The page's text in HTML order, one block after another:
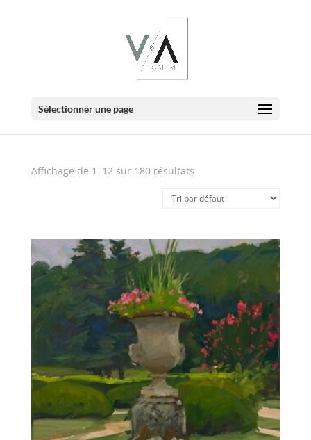
Sélectionner une page
E-Boutique
Affichage de 1–12 sur 180 résultats